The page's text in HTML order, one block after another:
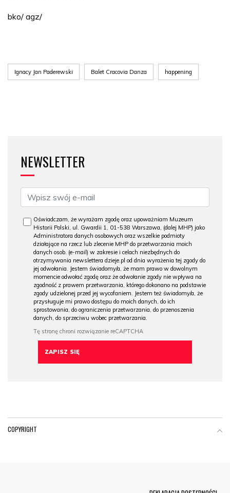
bko/ agz/
Ignacy Jan Paderewski Balet Cracovia Danza happening
NEWSLETTER
Oświadczam, że wyrażam zgodę oraz upoważniam Muzeum
Historii Polski, ul. Gwardii 1, 01-538 Warszawa, (dalej MHP) jako
Administratora danych osobowych oraz wszelkie podmioty
działające na rzecz lub zlecenie MHP do przetwarzania moich
danych osob. (e-mail) w zakresie i celach niezbędnych do
otrzymywania newslettera dzieje.pl od dnia wyrażenia tej zgody do
jej odwołania. Jestem świadomy/a, że mam prawo w dowolnym
momencie odwołać zgodę oraz że odwołanie zgody nie wpływa na
zgodność z prawem przetwarzania, którego dokonano na podstawie
zgody udzielonej przed jej wycofaniem. Jestem też świadomy/a, że
przysługuje mi prawo dostępu do moich danych, do ich
sprostowania, do ograniczenia przetwarzania, do przenoszenia
danych, do sprzeciwu wobec przetwarzania.
COPYRIGHT